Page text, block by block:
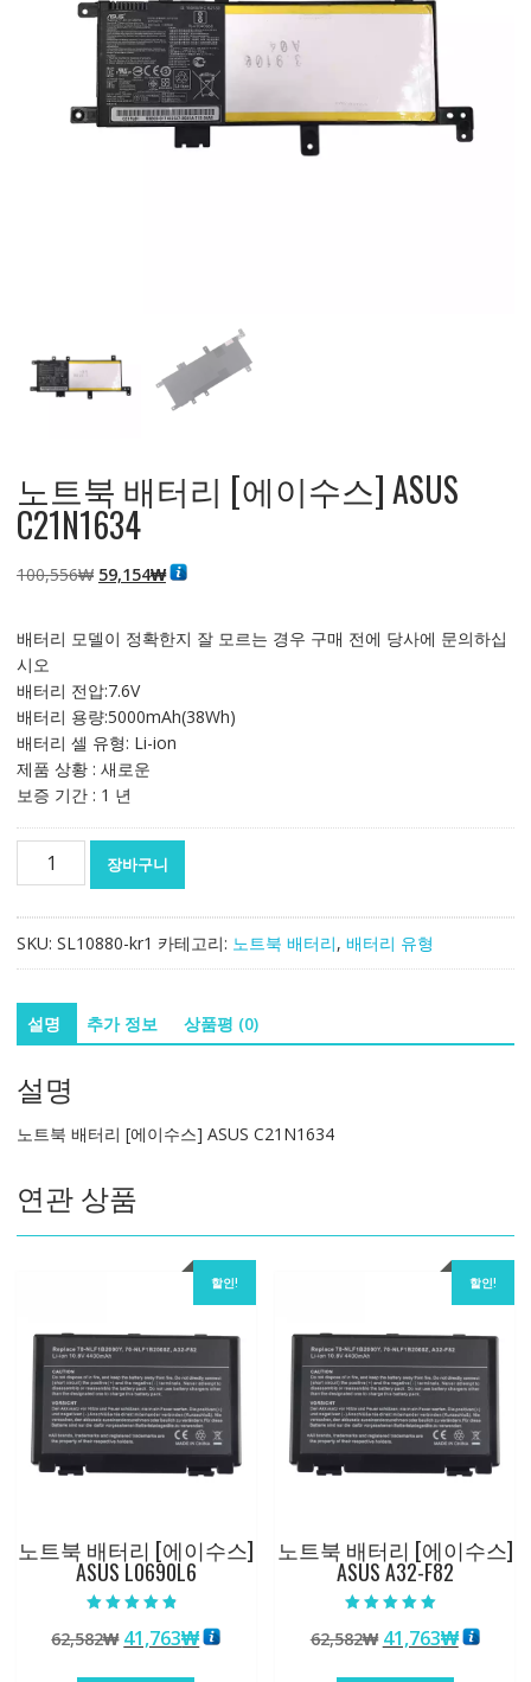
노트북 배터리 [에이수스] ASUS
C21N1634
100,556₩ 원
격:
59,154₩현
격:
배터리 모델이 정확한지 잘 모르는 경우 구매 전에 당사에 문의하십
시오
배터리 전압:7.6V
배터리 용량:5000mAh(38Wh)
배터리 셀 유형: Li-ion
제품 상황 : 새로운
보증 기간 : 1 년
터
[에
이
스]
ASUS
C21N1634
량
장바구니
SKU: SL10880-kr1 카테고리: 노트북 배터리, 배터리 유형
설명 추가 정보 상품평 (0)
설명
노트북 배터리 [에이수스] ASUS C21N1634
연관 상품
할인!
노트북 배터리 [에이수스]
ASUS L0690L6
4.50
로 평가됨
62,582₩ 원
41,763₩현
할인!
노트북 배터리 [에이수스]
ASUS A32-F82
5.00
로 평가됨
62,582₩ 원
41,763₩현